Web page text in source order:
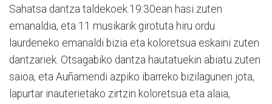
Sahatsa dantza taldekoek.19:30ean hasi zuten
emanaldia, eta 11 musikarik girotuta hiru ordu
laurdeneko emanaldi bizia eta koloretsua eskaini zuten
dantzariek. Otsagabiko dantza hautatuekin abiatu zuten
saioa, eta Auñamendi azpiko ibarreko bizilagunen jota,
lapurtar inauterietako zirtzin koloretsua eta alaia,